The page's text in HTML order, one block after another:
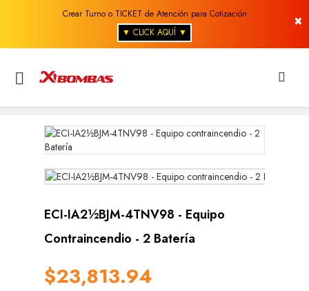
×
Crear Turno o TICKET de Atención para Cotización
▼ CLICK AQUÍ ▼

ECI-IA2½BJM-4TNV98 - Equipo
Contraincendio - 2 Batería
$23,813.94